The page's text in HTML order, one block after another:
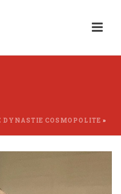
DYNASTIE COSMOPOLITE »